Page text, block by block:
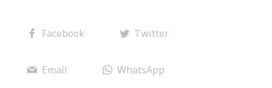
Facebook Twitter
Email WhatsApp